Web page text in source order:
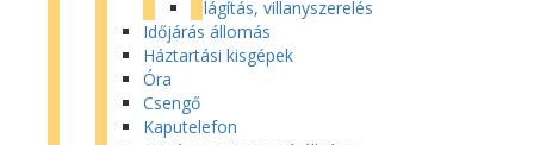
Világítás, villanyszerelés
Időjárás állomás
Háztartási kisgépek
Óra
Csengő
Kaputelefon